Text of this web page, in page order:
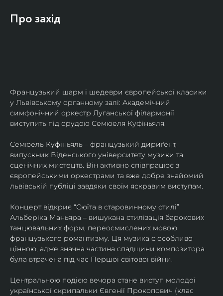
Про захід
Французький шарм і шедеври європейської класики
у Львівському органному залі: Академічний
симфонічний оркестр Луганської філармонії
виступить під орудою Семюеля Куфіньяля.
Семюель Куфіньяль – французький дириґент,
випускник Віденського університету музики та
сценічних мистецтв. Він активно співпрацює з
європейськими оркестрами та вже добре знайомий
львівській публіці завдяки своїм яскравим виступам.
Концерт відкриє “Сюїта в старовинному стилі”
Альберіка Маньяра – вишукана стилізація барокових
танцювальних форм, переосмислених мовою
французького романтизму. Ця музика є особливо
цінною, адже значна частина спадщини композитора
була втрачена під час Першої світової війни.
Центральною подією вечора стане виступ молодої
української скрипальки Євгенії Прокопович (клас